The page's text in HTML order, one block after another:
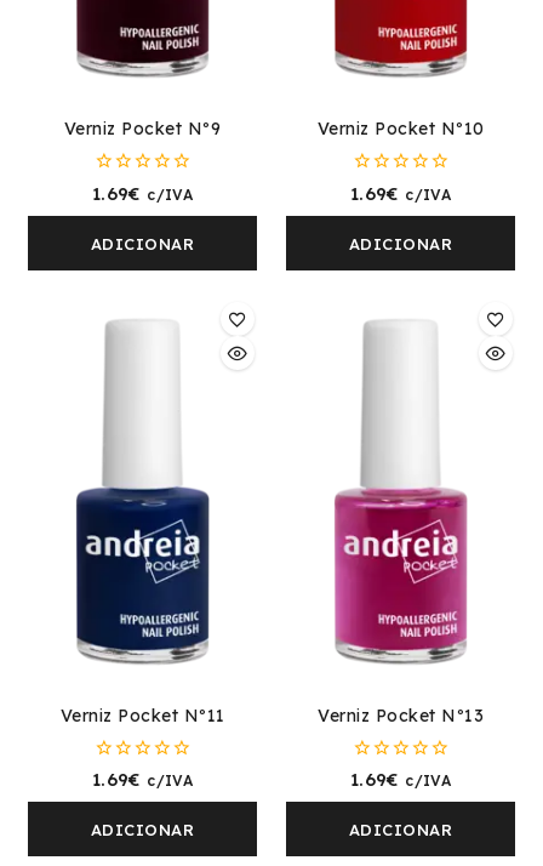
Verniz Pocket Nº9
0
5
1.69€ c/IVA
ADICIONAR
Verniz Pocket Nº10
0
5
1.69€ c/IVA
ADICIONAR
Verniz Pocket Nº11
0
5
1.69€ c/IVA
ADICIONAR
Verniz Pocket Nº13
0
5
1.69€ c/IVA
ADICIONAR